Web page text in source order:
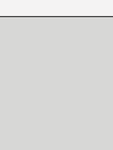
[GK] Beast of
[GK] Ubisoft : fin de partie
[GK] Mémoire cash -
[GK] Dan Houser (GTA)
[GK] Comment EA Sports
[GK] Crimson Moon : un
[GK] Isle of Reveries : le
[GK] Moonlighter 2 : The
[GK] Capcom relance
[Mo5] Deux inédits du
[GK] Le beat'em up The